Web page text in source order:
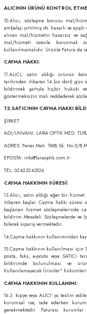
ALICININ ÜRÜNÜ KONTROL
10.Alıcı, sözleşme konusu mal/
ambalajı yırtılmış vb. hasarlı ve
alınan mal/hizmetin hasarsız ve
mal/hizmeti özenle korunmak
kullanılmamalıdır. Ürünle Fatura da
CAYMA HAKKI:
11.ALICI; satın aldığı ürünün
tarihinden itibaren 14 (on dört) gün
bildirmek şartıyla hiçbir hukuki
göstermeksizin malı reddederek
12.SATICININ CAYMA HAKKI
ŞİRKET
ADI/UNVANI: LARA OPTİK MED.
ADRES: Fener Mah. 1968 Sk. No:5/B
EPOSTA: info@laraoptik.com.tr
TEL: 02423243526
CAYMA HAKKININ SÜRESİ:
13.Alıcı, satın aldığı eğer bir
itibaren başlar. Cayma hakkı süresi
başlanan hizmet sözleşmelerinde
bildirim Mesafeli Sözleşmelerde ve
bilerek sipariş vermektedir.
14.Cayma hakkının kullanımından
15.Cayma hakkının kullanılması
posta, faks, e-posta veya SATICI
bildirimde bulunulması ve
Kullanılamayacak Ürünler" hükümleri
CAYMA HAKKININ KULLANIMI:
16.3. kişiye veya ALICI’ ya teslim
kurumsal ise, iade ederken
gerekmektedir. Faturası